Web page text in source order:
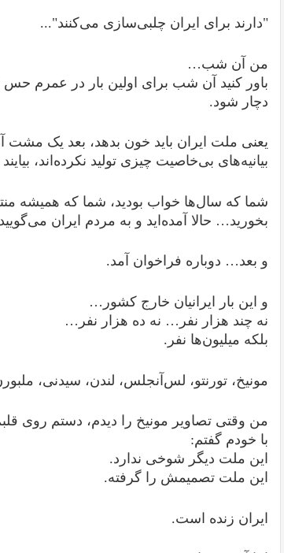
"دارند برای ایران چلبی‌سازی می‌کنند"...
من آن شب…
باور کنید آن شب برای اولین بار در عمرم
دچار شود.
یعنی ملت ایران باید خون بدهد، بعد یک
بیانیه‌های بی‌خاصیت چیزی تولید نکرده‌اند،
شما که سال‌ها خواب بودید، شما که همیشه
بخورید… حالا آمده‌اید و به مردم ایران
و بعد… دوباره فراخوان آمد.
و این بار ایرانیان خارج کشور…
نه چند هزار نفر… نه ده هزار نفر…
بلکه میلیون‌ها نفر.
مونیخ، تورنتو، لس‌آنجلس، لندن، سیدنی،
من وقتی تصاویر مونیخ را دیدم، دستم روی
با خودم گفتم:
این ملت دیگر شوخی ندارد.
این ملت تصمیمش را گرفته.
ایران زنده است.